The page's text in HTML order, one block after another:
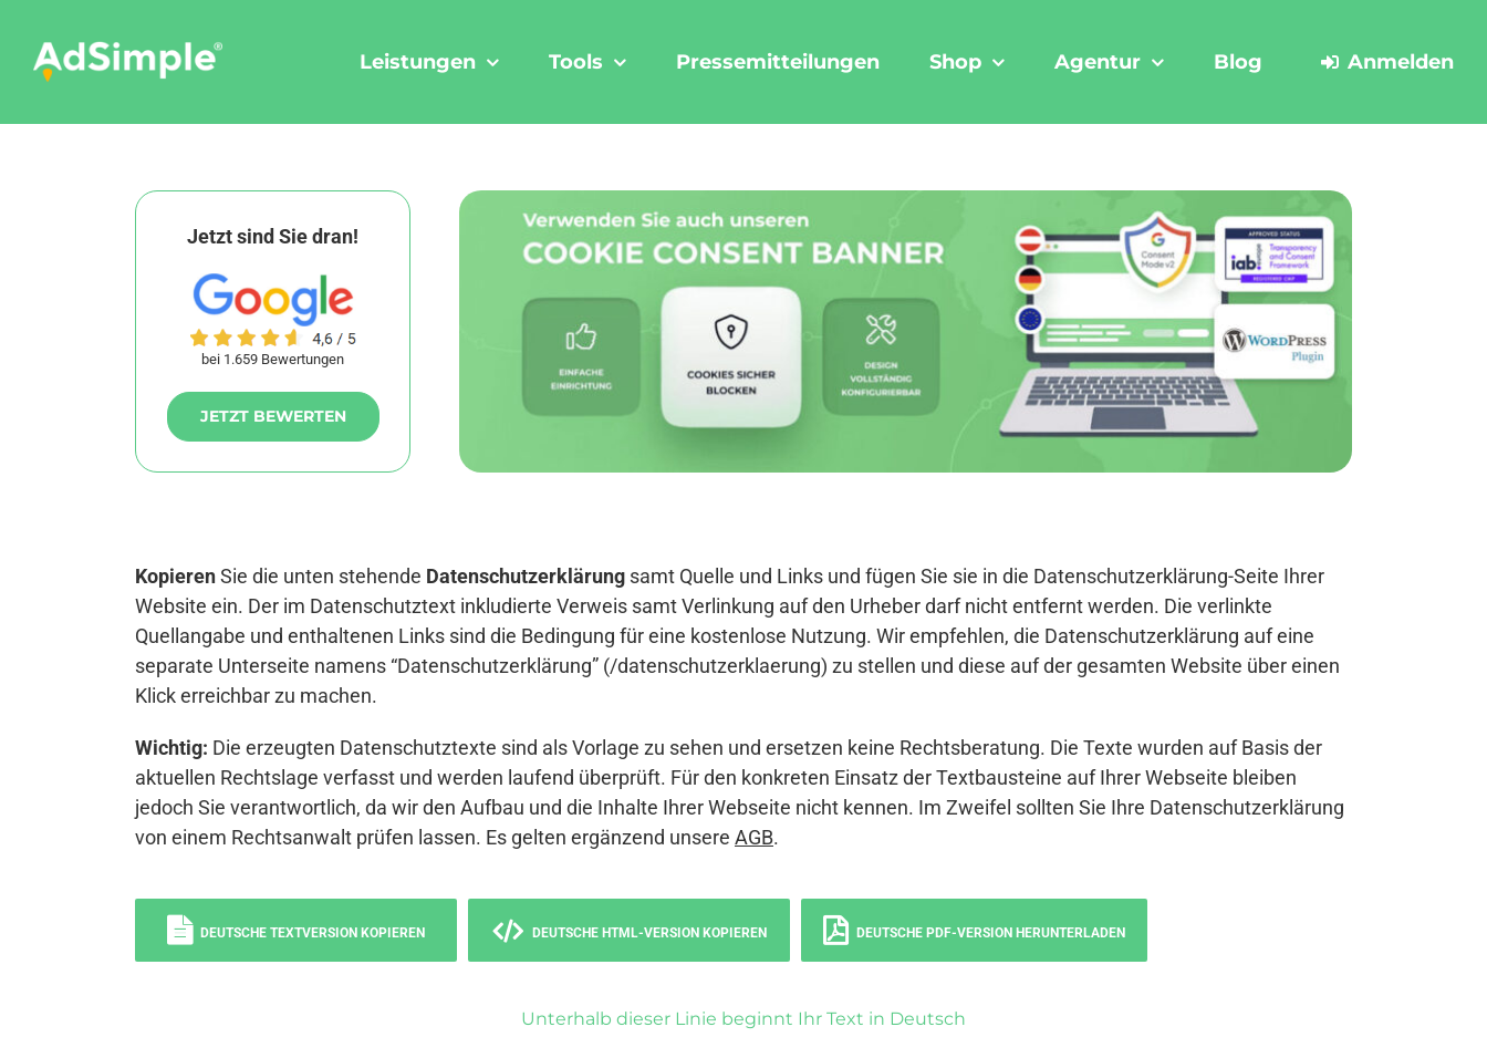
content
Leistungen Tools Pressemitteilungen Shop Agentur Blog Anmelden
Jetzt sind Sie dran!
bei 1.659 Bewertungen
JETZT BEWERTEN
KopierenSie die unten stehende Datenschutzerklärung samt Quelle und Links und fügen Sie sie in die Datenschutzerklärung-Seite Ihrer
Website ein. Der im Datenschutztext inkludierte Verweis samt Verlinkung auf den Urheber darf nicht entfernt werden. Die verlinkte
Quellangabe und enthaltenen Links sind die Bedingung für eine kostenlose Nutzung. Wir empfehlen, die Datenschutzerklärung auf eine
separate Unterseite namens “Datenschutzerklärung” (/datenschutzerklaerung) zu stellen und diese auf der gesamten Website über einen
Klick erreichbar zu machen.
Wichtig: Die erzeugten Datenschutztexte sind als Vorlage zu sehen und ersetzen keine Rechtsberatung. Die Texte wurden auf Basis der
aktuellen Rechtslage verfasst und werden laufend überprüft. Für den konkreten Einsatz der Textbausteine auf Ihrer Webseite bleiben
jedoch Sie verantwortlich, da wir den Aufbau und die Inhalte Ihrer Webseite nicht kennen. Im Zweifel sollten Sie Ihre Datenschutzerklärung
von einem Rechtsanwalt prüfen lassen. Es gelten ergänzend unsere AGB.
DEUTSCHE TEXTVERSION KOPIEREN DEUTSCHE HTML-VERSION KOPIEREN DEUTSCHE PDF-VERSION HERUNTERLADEN
Unterhalb dieser Linie beginnt Ihr Text in Deutsch